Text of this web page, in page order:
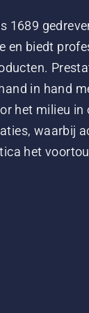
1689
en biedt
in hand
het milieu in
waarbij
het